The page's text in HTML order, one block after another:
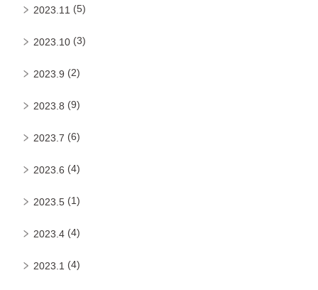
2023.11 (5)
2023.10 (3)
2023.9 (2)
2023.8 (9)
2023.7 (6)
2023.6 (4)
2023.5 (1)
2023.4 (4)
2023.1 (4)